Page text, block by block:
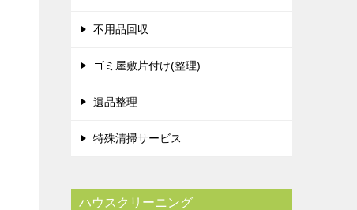
不用品回収
ゴミ屋敷片付け(整理)
遺品整理
特殊清掃サービス
ハウスクリーニング